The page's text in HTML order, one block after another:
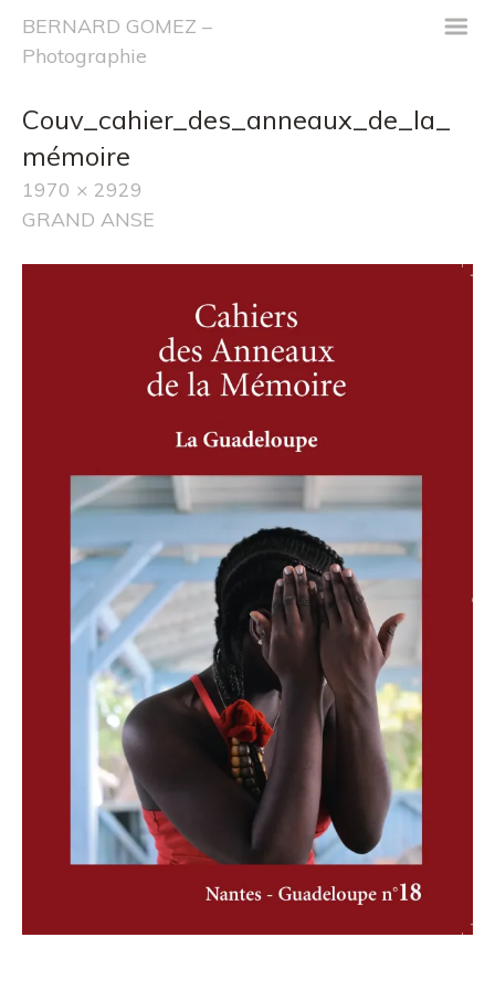
BERNARD GOMEZ –
Photographie
m
Couv_cahier_des_anneaux_de_la_
mémoire
1970 × 2929
GRAND ANSE